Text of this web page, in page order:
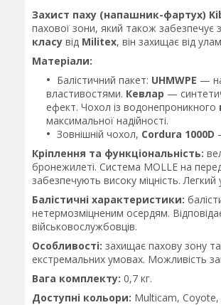
Захист паху (напашник-фартух)
пахової зони, який також забезпечує
класу від Militex, він захищає від
Матеріали:
Балістичний пакет: UHMWPE —
властивостями. Кевлар —
ефект. Чохол із водонепроникного
максимальної надійності.
Зовнішній чохол, Cordura 1000D
Кріплення та функціональність:
бронежилеті. Система MOLLE на
забезпечують високу міцність.
Балістичні характеристики:
нетермозміцненим осердям.
військовослужбовців.
Особливості: захищає пахову зону
екстремальних умовах. Можливість
Вага комплекту: 0,7 кг.
Доступні кольори: Multicam, Coyote,